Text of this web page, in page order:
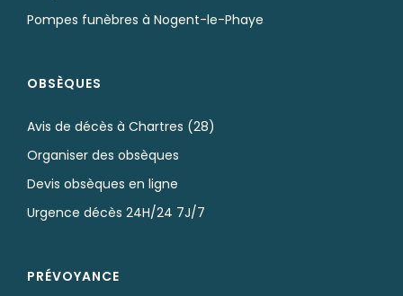
Pompes funèbres à Nogent-le-Phaye
OBSÈQUES
Avis de décès à Chartres (28)
Organiser des obsèques
Devis obsèques en ligne
Urgence décès 24H/24 7J/7
PRÉVOYANCE